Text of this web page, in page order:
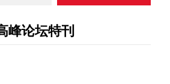
峰论坛特刊